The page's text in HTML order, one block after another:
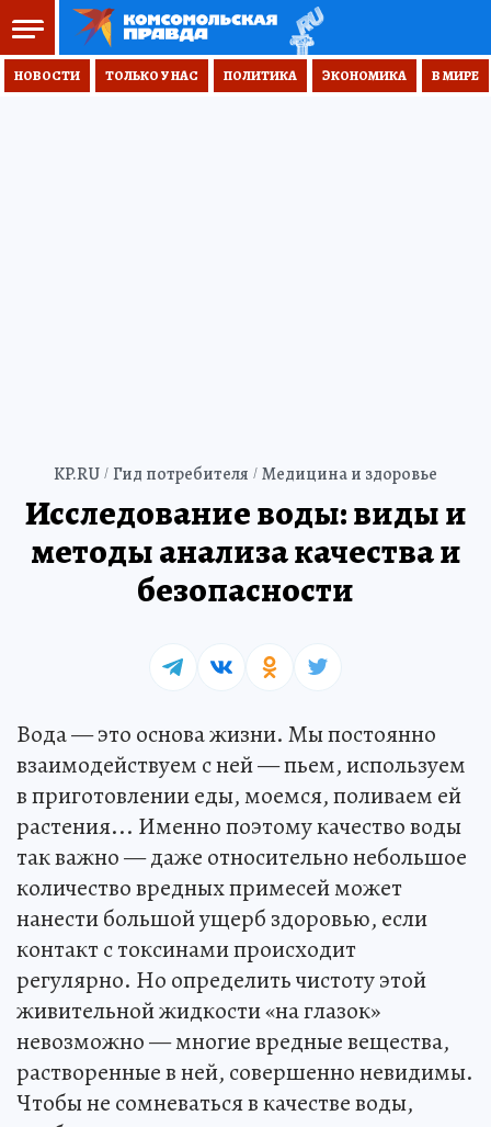
НОВОСТИ ТОЛЬКО У НАС ПОЛИТИКА ЭКОНОМИКА В МИРЕ
KP.RU Гид потребителя Медицина и здоровье
Исследование воды: виды и
методы анализа качества и
безопасности
Вода — это основа жизни. Мы постоянно
взаимодействуем с ней — пьем, используем
в приготовлении еды, моемся, поливаем ей
растения... Именно поэтому качество воды
так важно — даже относительно небольшое
количество вредных примесей может
нанести большой ущерб здоровью, если
контакт с токсинами происходит
регулярно. Но определить чистоту этой
живительной жидкости «на глазок»
невозможно — многие вредные вещества,
растворенные в ней, совершенно невидимы.
Чтобы не сомневаться в качестве воды,